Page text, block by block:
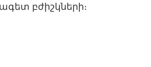
բժիշկների։